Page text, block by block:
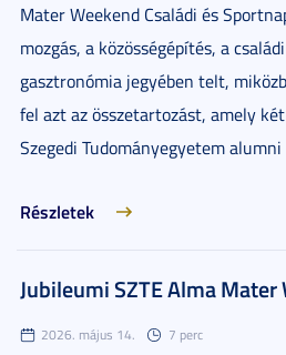
Mater Weekend Családi és
mozgás, a közösségépítés, a
gasztronómia jegyében telt,
fel azt az összetartozást, amely
Szegedi Tudományegyetem alumni
Részletek
Jubileumi SZTE Alma Mater
2026. május 14. 7 perc